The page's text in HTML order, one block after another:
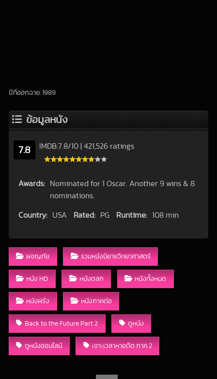
ปีที่ออกฉาย: 1989
ข้อมูลหนัง
7.8 IMDB:7.8/10 421,526 ratings
Awards:
Nominated for 1 Oscar. Another 9 wins & 8
nominations.
Country: USA Rated: PG Runtime: 108 min
ผจญภัย รวมหนังนิยายวิทยาศาสตร์
หนัง HD หนังตลก หนังทั้งหมด
หนังฝรั่ง หนังภาคต่อ
Back to the Future Part 2 ดูหนัง
ดูหนังออนไลน์ เจาะเวลาหาอดีต ภาค 2